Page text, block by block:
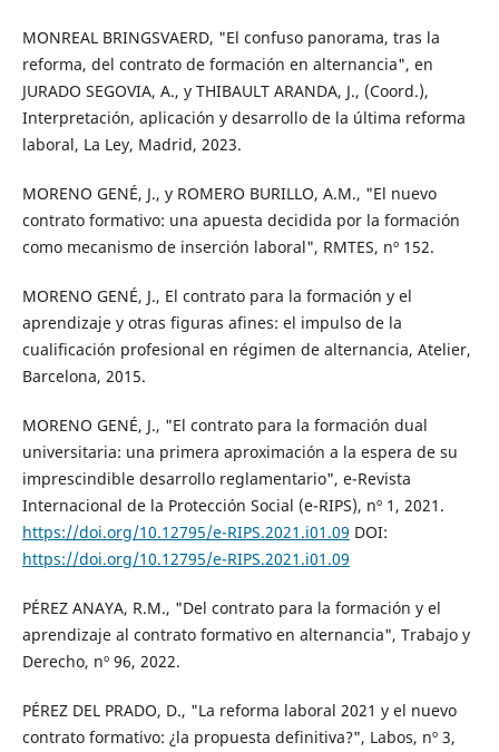
MONREAL BRINGSVAERD, "El confuso panorama, tras la
reforma, del contrato de formación en alternancia", en
JURADO SEGOVIA, A., y THIBAULT ARANDA, J., (Coord.),
Interpretación, aplicación y desarrollo de la última reforma
laboral, La Ley, Madrid, 2023.
MORENO GENÉ, J., y ROMERO BURILLO, A.M., "El nuevo
contrato formativo: una apuesta decidida por la formación
como mecanismo de inserción laboral", RMTES, nº 152.
MORENO GENÉ, J., El contrato para la formación y el
aprendizaje y otras figuras afines: el impulso de la
cualificación profesional en régimen de alternancia, Atelier,
Barcelona, 2015.
MORENO GENÉ, J., "El contrato para la formación dual
universitaria: una primera aproximación a la espera de su
imprescindible desarrollo reglamentario", e-Revista
Internacional de la Protección Social (e-RIPS), nº 1, 2021.
https://doi.org/10.12795/e-RIPS.2021.i01.09 DOI:
https://doi.org/10.12795/e-RIPS.2021.i01.09
PÉREZ ANAYA, R.M., "Del contrato para la formación y el
aprendizaje al contrato formativo en alternancia", Trabajo y
Derecho, nº 96, 2022.
PÉREZ DEL PRADO, D., "La reforma laboral 2021 y el nuevo
contrato formativo: ¿la propuesta definitiva?", Labos, nº 3,